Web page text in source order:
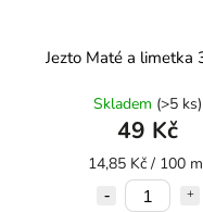
Jezto Maté a limetka
Skladem (>5 ks)
49 Kč
14,85 Kč / 100